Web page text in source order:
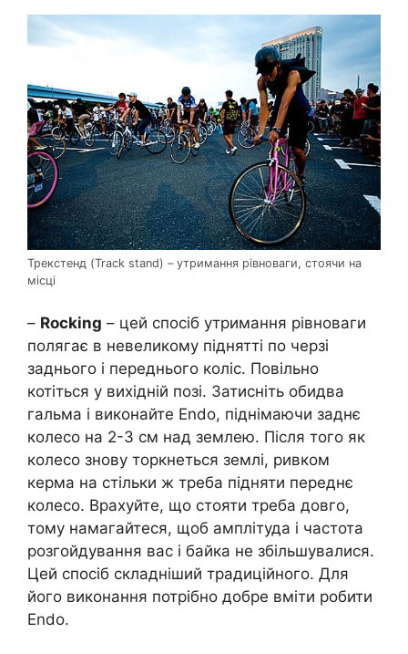
Трекстенд (Track stand) – утримання рівноваги, стоячи на
місці
– Rocking – цей спосіб утримання рівноваги
полягає в невеликому піднятті по черзі
заднього і переднього коліс. Повільно
котіться у вихідній позі. Затисніть обидва
гальма і виконайте Endo, піднімаючи заднє
колесо на 2-3 см над землею. Після того як
колесо знову торкнеться землі, ривком
керма на стільки ж треба підняти переднє
колесо. Врахуйте, що стояти треба довго,
тому намагайтеся, щоб амплітуда і частота
розгойдування вас і байка не збільшувалися.
Цей спосіб складніший традиційного. Для
його виконання потрібно добре вміти робити
Endo.